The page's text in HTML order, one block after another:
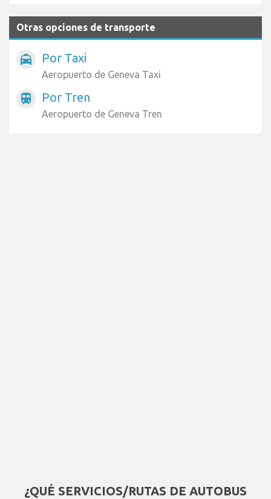
Otras opciones de transporte
local_taxi Por Taxi
Aeropuerto de Geneva Taxi
train Por Tren
Aeropuerto de Geneva Tren
¿QUÉ SERVICIOS/RUTAS DE AUTOBUS